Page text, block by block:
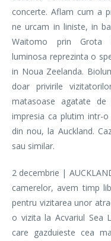
concerte. Aflam cum a
ne urcam in liniste, in
Waitomo prin Grota
luminosa reprezinta o
in Noua Zeelanda.
doar privirile
matasoase agatate
impresia ca plutim intr-
din nou, la Auckland.
sau similar.
2 decembrie |
camerelor, avem timp
pentru vizitarea unor
o vizita la Acvariul Sea
care gazduieste cea